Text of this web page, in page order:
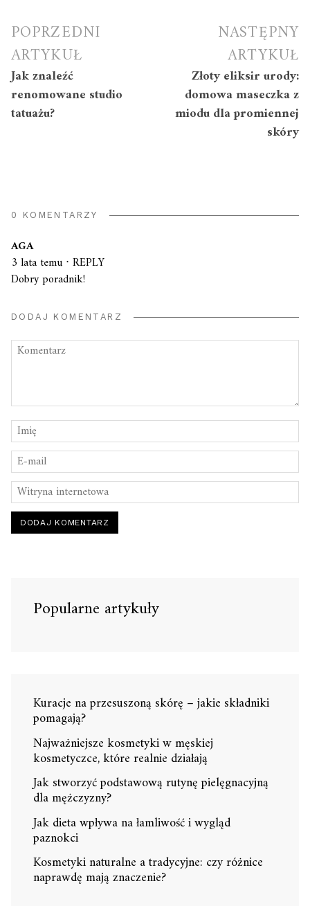
Nawigacja
wpisu
POPRZEDNI
ARTYKUŁ
Jak znaleźć
renomowane studio
tatuażu?
NASTĘPNY
ARTYKUŁ
Złoty eliksir urody:
domowa maseczka z
miodu dla promiennej
skóry
0 KOMENTARZY
AGA
3 lata temu ⋅ REPLY
Dobry poradnik!
DODAJ KOMENTARZ
Popularne artykuły
Kuracje na przesuszoną skórę – jakie składniki
pomagają?
Najważniejsze kosmetyki w męskiej
kosmetyczce, które realnie działają
Jak stworzyć podstawową rutynę pielęgnacyjną
dla mężczyzny?
Jak dieta wpływa na łamliwość i wygląd
paznokci
Kosmetyki naturalne a tradycyjne: czy różnice
naprawdę mają znaczenie?